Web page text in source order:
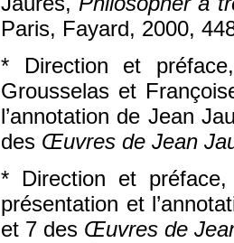
Paris, Fayard, 2000,
* Direction et
Grousselas et
l’annotation de Jean
des Œuvres de Jean
* Direction et
présentation et
et 7 des Œuvres de